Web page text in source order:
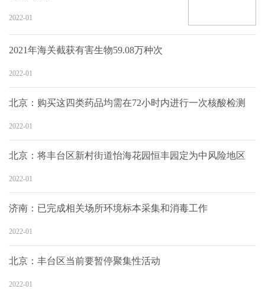
2022-01
2021年海关截获有害生物59.08万种次
2022-01
北京：购买这四类药品均需在72小时内进行一次核酸检测
2022-01
北京：将丰台区新村街道怡海花园恒丰园定为中风险地区
2022-01
济南：已完成相关场所环境标本采集和消毒工作
2022-01
北京：丰台区当前要暂停聚集性活动
2022-01